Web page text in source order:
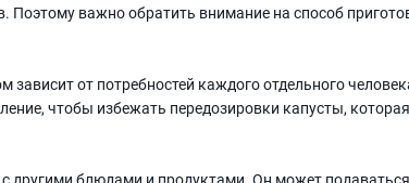
Поэтому важно обратить внимание на способ
зависит от потребностей каждого отдельного
чтобы избежать передозировки капусты,